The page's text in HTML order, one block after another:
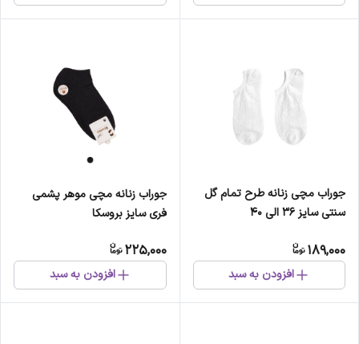
جوراب مچی زنانه طرح تمام گل
سنتی سایز 36 الی 40
189,000
افزودن به سبد
جوراب زنانه مچی موهر پشمی
فری سایز بروسکا
225,000
افزودن به سبد